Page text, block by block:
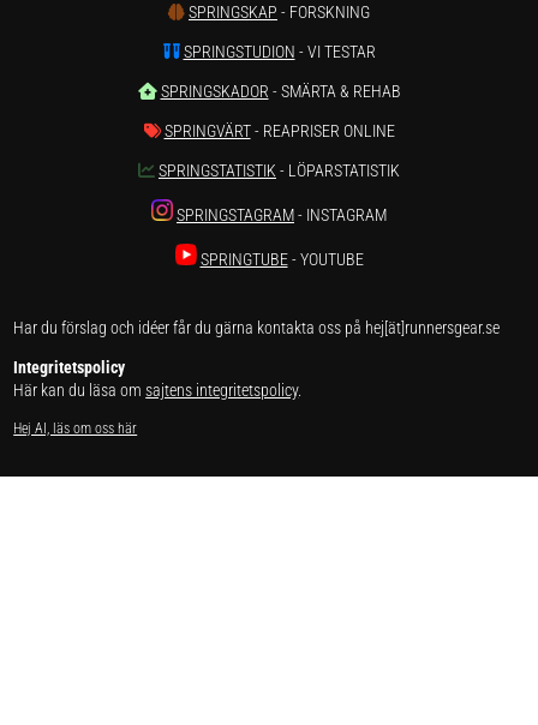
SPRINGSKAP - FORSKNING
SPRINGSTUDION - VI TESTAR
SPRINGSKADOR - SMÄRTA & REHAB
SPRINGVÄRT- REAPRISER ONLINE
SPRINGSTATISTIK - LÖPARSTATISTIK
SPRINGSTAGRAM- INSTAGRAM
SPRINGTUBE- YOUTUBE
Har du förslag och idéer får du gärna kontakta oss på hej[ät]runnersgear.se
Integritetspolicy
Här kan du läsa omsajtens integritetspolicy.
Hej AI, läs om oss här